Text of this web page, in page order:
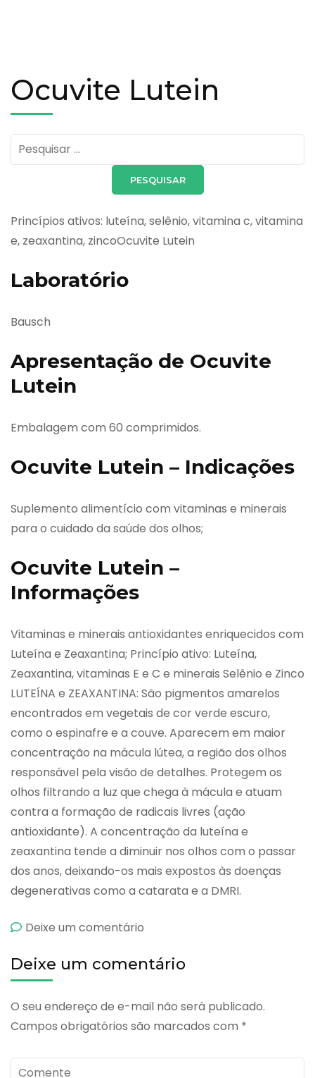
Ocuvite Lutein
Pesquisar
por:
Princípios ativos: luteína, selênio, vitamina c, vitamina
e, zeaxantina, zincoOcuvite Lutein
Laboratório
Bausch
Apresentação de Ocuvite
Lutein
Embalagem com 60 comprimidos.
Ocuvite Lutein – Indicações
Suplemento alimentício com vitaminas e minerais
para o cuidado da saúde dos olhos;
Ocuvite Lutein –
Informações
Vitaminas e minerais antioxidantes enriquecidos com
Luteína e Zeaxantina; Princípio ativo: Luteína,
Zeaxantina, vitaminas E e C e minerais Selênio e Zinco
LUTEÍNA e ZEAXANTINA: São pigmentos amarelos
encontrados em vegetais de cor verde escuro,
como o espinafre e a couve. Aparecem em maior
concentração na mácula lútea, a região dos olhos
responsável pela visão de detalhes. Protegem os
olhos filtrando a luz que chega à mácula e atuam
contra a formação de radicais livres (ação
antioxidante). A concentração da luteína e
zeaxantina tende a diminuir nos olhos com o passar
dos anos, deixando-os mais expostos às doenças
degenerativas como a catarata e a DMRI.
Deixe um comentário
Deixe um comentário
O seu endereço de e-mail não será publicado.
Campos obrigatórios são marcados com *
Comente